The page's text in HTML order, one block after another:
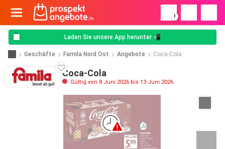
!
Laden Sie unsere App herunter 📲
Geschäfte Famila Nord Ost Angebote Coca-Cola
Coca-Cola
Gültig von 8 Juni 2026 bis 13 Juni 2026